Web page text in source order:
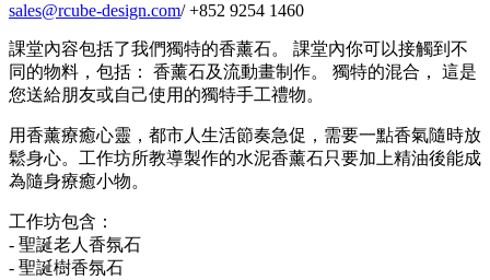
sales@rcube-design.com/ +852 9254 1460
課堂內容包括了我們獨特的香薰石。 課堂內你可以接觸到不
同的物料，包括： 香薰石及流動畫制作。 獨特的混合， 這是
您送給朋友或自己使用的獨特手工禮物。
用香薰療癒心靈，都市人生活節奏急促，需要一點香氣隨時放
鬆身心。工作坊所教導製作的水泥香薰石只要加上精油後能成
為隨身療癒小物。
工作坊包含：
- 聖誕老人香氛石
- 聖誕樹香氛石